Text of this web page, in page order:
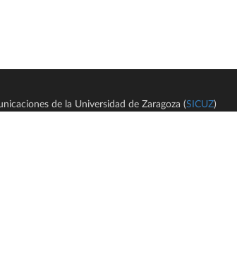
de la Universidad de Zaragoza (SICUZ)